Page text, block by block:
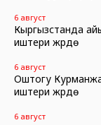
6 август
Кыргызстанда
иштери жүрүүдө
6 август
Оштогу
иштери жүрүүдө
6 август